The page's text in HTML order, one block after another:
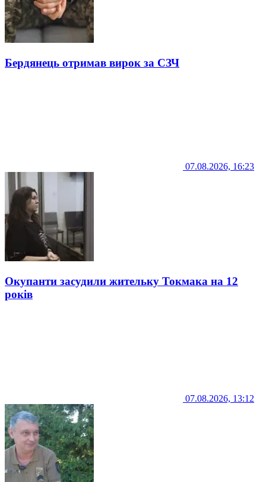
Бердянець отримав вирок за СЗЧ
07.08.2026, 16:23
Окупанти засудили жительку Токмака на 12
років
07.08.2026, 13:12